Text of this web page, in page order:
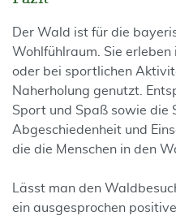
Der Wald ist für die
Wohlfühlraum. Sie
oder bei sportlichen
Naherholung genutzt.
Sport und Spaß sowie die
Abgeschiedenheit und
die die Menschen in den
Lässt man den
ein ausgesprochen